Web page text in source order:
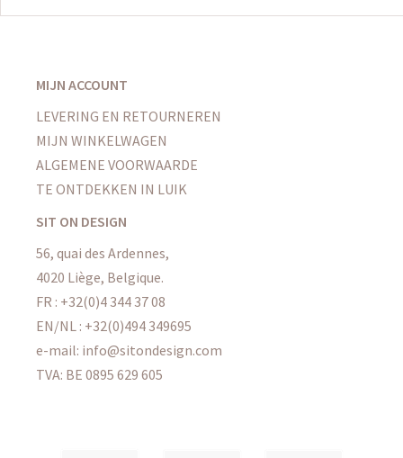
MIJN ACCOUNT
LEVERING EN RETOURNEREN
MIJN WINKELWAGEN
ALGEMENE VOORWAARDE
TE ONTDEKKEN IN LUIK
SIT ON DESIGN
56, quai des Ardennes,
4020 Liège, Belgique.
FR : +32(0)4 344 37 08
EN/NL : +32(0)494 349695
e-mail: info@sitondesign.com
TVA: BE 0895 629 605